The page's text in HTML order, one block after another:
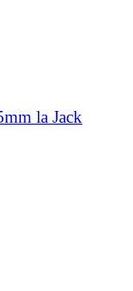
la Jack